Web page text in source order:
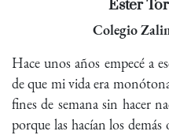
Ester
Colegio
Hace unos años empecé a
de que mi vida era
fines de semana sin hacer
porque las hacían los